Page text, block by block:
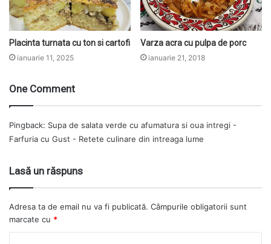
Placinta turnata cu ton si cartofi
ianuarie 11, 2025
Varza acra cu pulpa de porc
ianuarie 21, 2018
One Comment
Pingback: Supa de salata verde cu afumatura si oua intregi -
Farfuria cu Gust - Retete culinare din intreaga lume
Lasă un răspuns
Adresa ta de email nu va fi publicată. Câmpurile obligatorii sunt
marcate cu *